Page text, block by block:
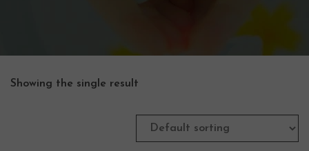
Showing the single result